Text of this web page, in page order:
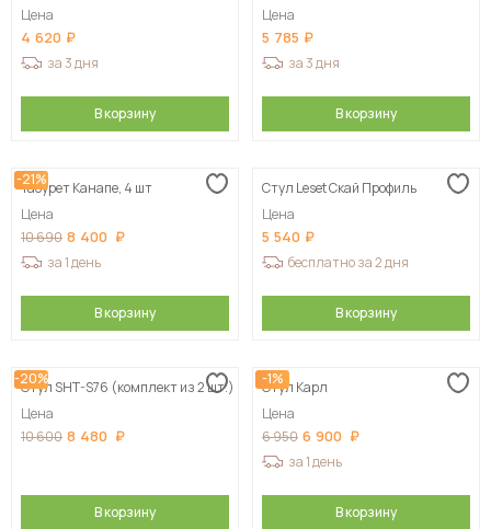
Цена
4 620
за 3 дня
В корзину
Цена
5 785
за 3 дня
В корзину
-21%
Табурет Канапе, 4 шт
Цена
10 690 8 400
за 1 день
В корзину
Стул Leset Скай Профиль
Цена
5 540
бесплатно за 2 дня
В корзину
-20%
Стул SHT-S76 (комплект из 2 шт.)
Цена
10 600 8 480
В корзину
-1%
Стул Карл
Цена
6 950 6 900
за 1 день
В корзину